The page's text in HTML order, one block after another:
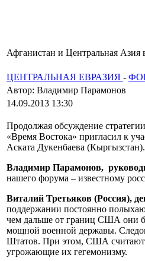
Афганистан и Центральная
ЦЕНТРАЛЬНАЯ ЕВРАЗИЯ -
Автор: Владимир Парамонов
14.09.2013 13:30
Продолжая обсуждение
«Время Востока» пригласил к
Аската Дукенбаева (Кыргызстан).
Владимир Парамонов,
нашего форума – известному
Виталий Третьяков (Россия),
поддержании постоянно
чем дальше от границ США они
мощной военной державы.
Штатов. При этом, США считают
угрожающие их гегемонизму.